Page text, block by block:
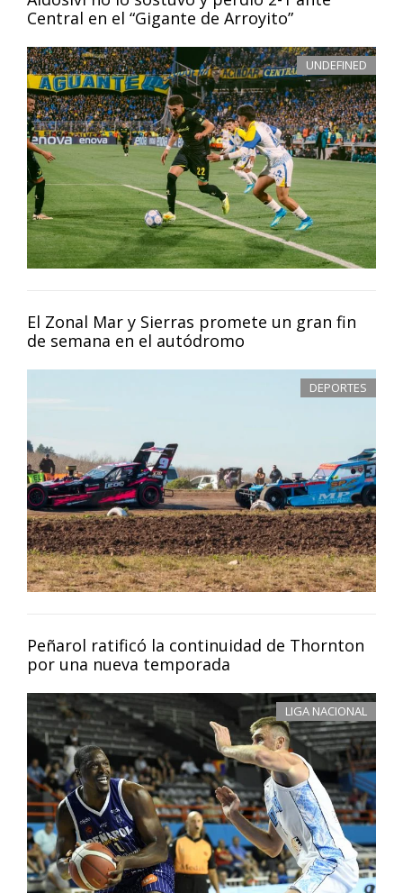
Central en el “Gigante de Arroyito”
UNDEFINED
El Zonal Mar y Sierras promete un gran fin
de semana en el autódromo
DEPORTES
Peñarol ratificó la continuidad de Thornton
por una nueva temporada
LIGA NACIONAL